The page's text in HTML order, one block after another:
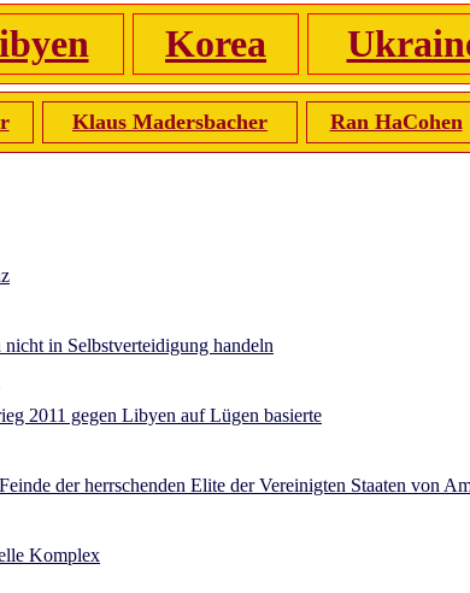
Korea
Klaus Madersbacher Ran HaCohen
in Selbstverteidigung handeln
2011 gegen Libyen auf Lügen basierte
der herrschenden Elite der Vereinigten Staaten von
Komplex